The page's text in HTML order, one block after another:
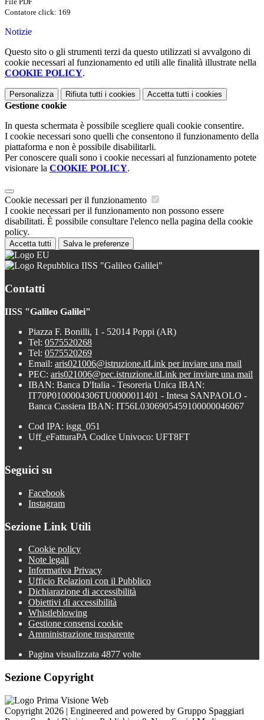
Contatore click: 169
Notizie
Questo sito o gli strumenti terzi da questo utilizzati si avvalgono di
cookie necessari al funzionamento ed utili alle finalità illustrate nella
COOKIE POLICY.
Personalizza Rifiuta tutti i cookies Accetta tutti i cookies
Gestione cookie
In questa schermata è possibile scegliere quali cookie consentire.
I cookie necessari sono quelli che consentono il funzionamento della
piattaforma e non è possibile disabilitarli.
Per conoscere quali sono i cookie necessari al funzionamento potete
visionare la COOKIE POLICY.
Cookie necessari per il funzionamento
I cookie necessari per il funzionamento non possono essere
disabilitati. È possibile consultare l'elenco nella pagina della cookie
policy.
Accetta tutti Salva le preferenze
IISS "Galileo Galilei"
Contatti
IISS "Galileo Galilei"
Piazza F. Bonilli, 1 - 52014 Poppi (AR)
Tel: 0575520268
Tel: 0575520269
Email: aris021006@istruzione.itLink per inviare una mail
PEC: aris021006@pec.istruzione.itLink per inviare una mail
IBAN: Banca D'Italia - Tesoreria Unica IBAN:
IT70P0100004306TU0000011401 - Intesa SANPAOLO -
Banca Cassiera IBAN: IT56L0306905459100000046067
Cod IPA: isgg_051
Uff_eFatturaPA Codice Univoco: UFT8FT
Seguici su
Facebook
Instagram
Sezione Link Utili
Cookie policy
Note legali
Informativa Privacy
Ufficio Relazioni con il Pubblico
Dichiarazione di accessibilità
Obiettivi di accessibilità
Whistleblowing
Gestione consensi cookie
Amministrazione trasparente
Pagina visualizzata 4877 volte
Sezione Copyright
Copyright 2026 | Engineered and powered by Gruppo Spaggiari